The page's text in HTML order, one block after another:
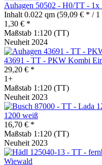
Auhagen 50502 - H0/TT - 1x
Inhalt 0.022 qm (59,09 € * / 1
1,30 € *
Maßstab 1:120 (TT)
Neuheit 2024
43691 - TT - PKW Kombi
29,20 € *
1+
Maßstab 1:120 (TT)
Neuheit 2023
1200 weiß
16,70 € *
Maßstab 1:120 (TT)
Neuheit 2023